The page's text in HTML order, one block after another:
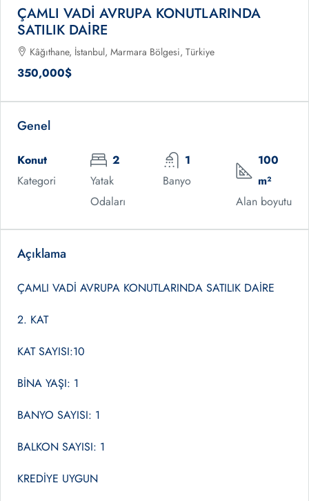
ÇAMLI VADİ AVRUPA KONUTLARINDA
SATILIK DAİRE
Kâğıthane, İstanbul, Marmara Bölgesi, Türkiye
350,000$
Genel
Konut
Kategori
2
Yatak
Odaları
1
Banyo
100
m²
Alan boyutu
Açıklama
ÇAMLI VADİ AVRUPA KONUTLARINDA SATILIK DAİRE
2. KAT
KAT SAYISI:10
BİNA YAŞI: 1
BANYO SAYISI: 1
BALKON SAYISI: 1
KREDİYE UYGUN